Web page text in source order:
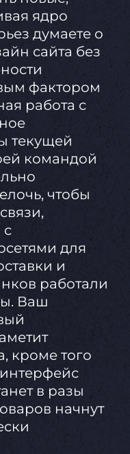
ядро
думаете о
сайта без
фактором
работа с
текущей
командой
чтобы
для
и
работали
Ваш
кроме того
в разы
начнут